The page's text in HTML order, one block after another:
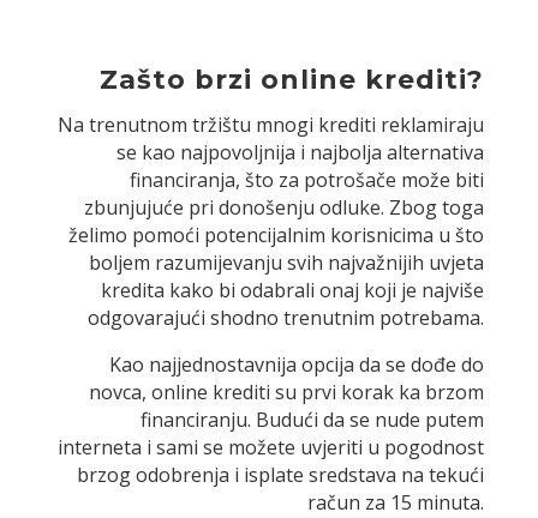
Zašto brzi online krediti?
Na trenutnom tržištu mnogi krediti reklamiraju
se kao najpovoljnija i najbolja alternativa
financiranja, što za potrošače može biti
zbunjujuće pri donošenju odluke. Zbog toga
želimo pomoći potencijalnim korisnicima u što
boljem razumijevanju svih najvažnijih uvjeta
kredita kako bi odabrali onaj koji je najviše
odgovarajući shodno trenutnim potrebama.
Kao najjednostavnija opcija da se dođe do
novca, online krediti su prvi korak ka brzom
financiranju. Budući da se nude putem
interneta i sami se možete uvjeriti u pogodnost
brzog odobrenja i isplate sredstava na tekući
račun za 15 minuta.